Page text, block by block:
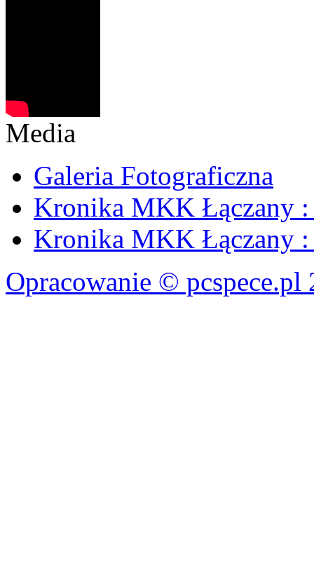
Media
Galeria Fotograficzna
Kronika MKK Łączany :
Kronika MKK Łączany :
Opracowanie © pcspece.pl